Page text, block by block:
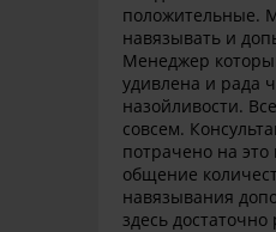
положительные.
навязывать и
Менеджер
удивлена и рада
назойливости.
совсем.
потрачено на
общение
навязывания
здесь